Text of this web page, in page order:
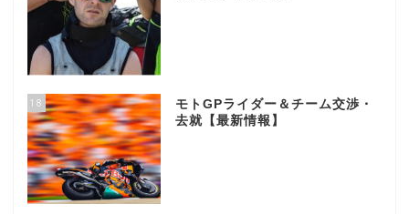
18
モトGPライダー＆チーム交渉・
去就【最新情報】